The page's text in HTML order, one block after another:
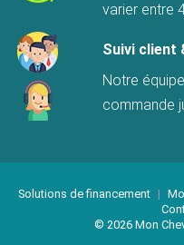
varier entre
Suivi client
Notre
commande
Solutions de financement |
© 2026 Mon